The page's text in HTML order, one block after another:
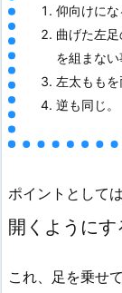
仰向けにな
曲げた左
を組まない
左太ももを
逆も同じ。
ポイントとしては
開くようにす
これ、足を乗せ